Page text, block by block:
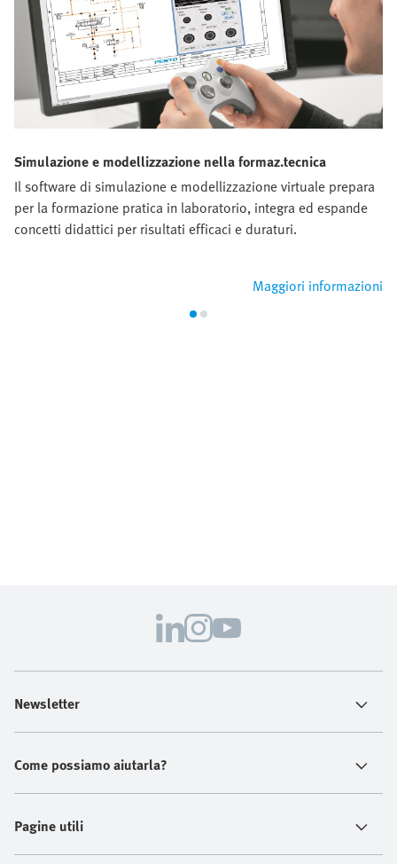
Simulazione e modellizzazione nella formaz.tecnica
Il software di simulazione e modellizzazione virtuale prepara
per la formazione pratica in laboratorio, integra ed espande
concetti didattici per risultati efficaci e duraturi.
Maggiori informazioni
Newsletter
Come possiamo aiutarla?
Pagine utili